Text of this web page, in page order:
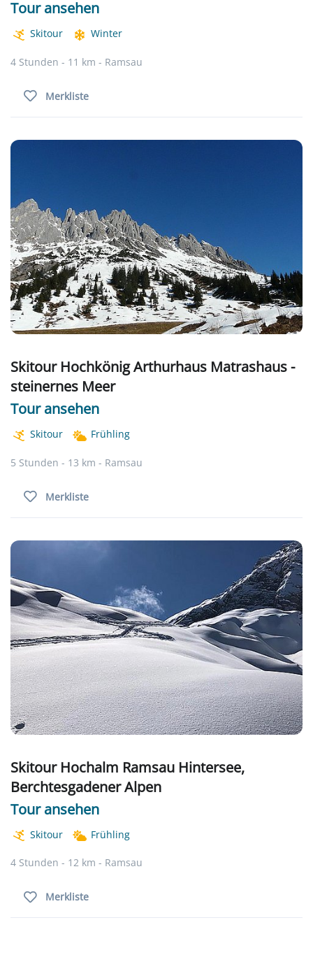
Tour ansehen
Skitour Winter
4 Stunden - 11 km - Ramsau
Merkliste
Skitour Hochkönig Arthurhaus Matrashaus -
steinernes Meer
Tour ansehen
Skitour Frühling
5 Stunden - 13 km - Ramsau
Merkliste
Skitour Hochalm Ramsau Hintersee,
Berchtesgadener Alpen
Tour ansehen
Skitour Frühling
4 Stunden - 12 km - Ramsau
Merkliste